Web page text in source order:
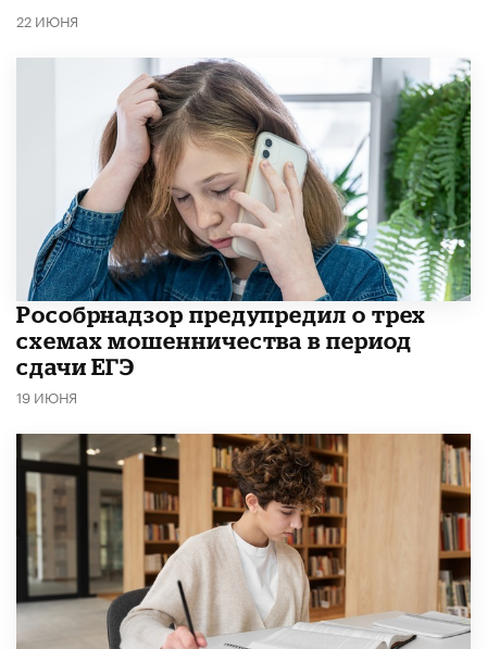
22 ИЮНЯ
Рособрнадзор предупредил о трех
схемах мошенничества в период
сдачи ЕГЭ
19 ИЮНЯ